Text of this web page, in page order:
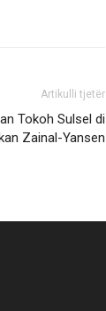
Artikulli tjetër
Tokoh Sulsel di
Zainal-Yansen